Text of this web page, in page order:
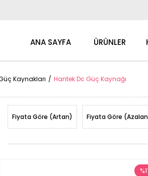
ANA SAYFA ÜRÜNLER
Kaynakları Hantek Dc Güç Kaynağı
Fiyata Göre (Artan) Fiyata Göre